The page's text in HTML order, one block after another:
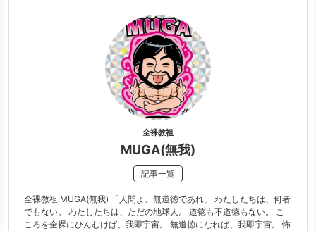
全裸教祖
MUGA(無我)
記事一覧
全裸教祖:MUGA(無我) 「人間よ、無道徳であれ」 わたしたちは、何者
でもない。 わたしたちは、ただの地球人。 道徳も不道徳もない。 こ
ころを全裸にひんむけば、我即宇宙。 無道徳になれば、我即宇宙。 怖